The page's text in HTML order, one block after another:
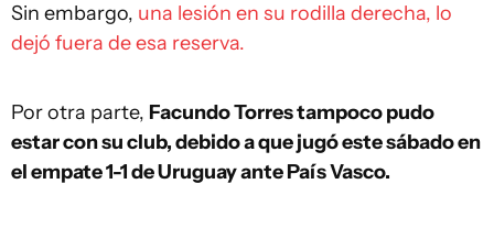
Sin embargo, una lesión en su rodilla derecha, lo
dejó fuera de esa reserva.
Por otra parte, Facundo Torres tampoco pudo
estar con su club, debido a que jugó este sábado en
el empate 1-1 de Uruguay ante País Vasco.